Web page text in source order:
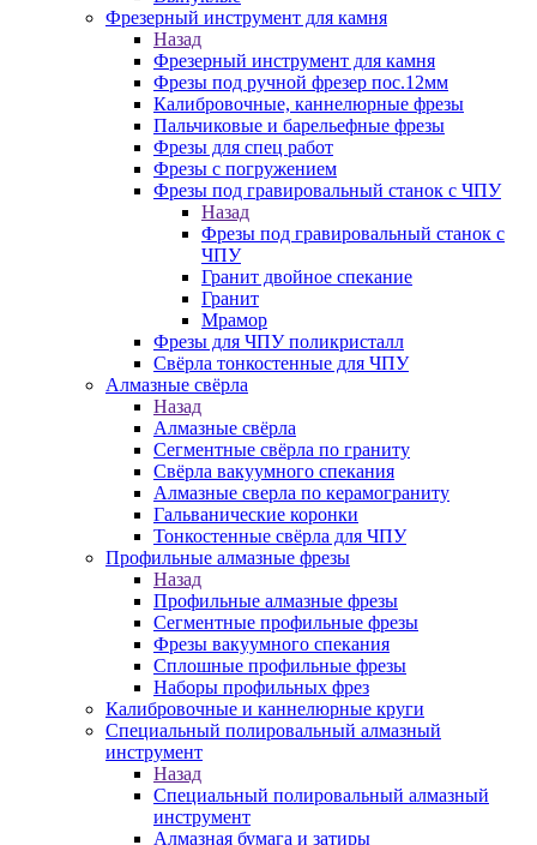
Фрезерный инструмент для камня
Назад
Фрезерный инструмент для камня
Фрезы под ручной фрезер пос.12мм
Калибровочные, каннелюрные фрезы
Пальчиковые и барельефные фрезы
Фрезы для спец работ
Фрезы с погружением
Фрезы под гравировальный станок с ЧПУ
Назад
Фрезы под гравировальный станок с
ЧПУ
Гранит двойное спекание
Гранит
Мрамор
Фрезы для ЧПУ поликристалл
Свёрла тонкостенные для ЧПУ
Алмазные свёрла
Назад
Алмазные свёрла
Сегментные свёрла по граниту
Свёрла вакуумного спекания
Алмазные сверла по керамограниту
Гальванические коронки
Тонкостенные свёрла для ЧПУ
Профильные алмазные фрезы
Назад
Профильные алмазные фрезы
Сегментные профильные фрезы
Фрезы вакуумного спекания
Сплошные профильные фрезы
Наборы профильных фрез
Калибровочные и каннелюрные круги
Специальный полировальный алмазный
инструмент
Назад
Специальный полировальный алмазный
инструмент
Алмазная бумага и затиры